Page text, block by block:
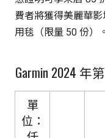
費者將獲得美麗華
用毯（限量 50 份）。
Garmin 2024
單
位：